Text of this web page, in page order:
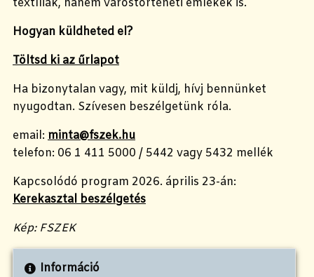
textíliák, hanem várostörténeti emlékek is.
Hogyan küldheted el?
Töltsd ki az űrlapot
Ha bizonytalan vagy, mit küldj, hívj bennünket
nyugodtan. Szívesen beszélgetünk róla.
email: minta@fszek.hu
telefon: 06 1 411 5000 / 5442 vagy 5432 mellék
Kapcsolódó program 2026. április 23-án:
Kerekasztal beszélgetés
Kép: FSZEK
Információ